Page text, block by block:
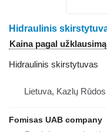
Kaina pagal užklausimą
Hidraulinis skirstytuvas
Lietuva, Kazlų Rūdos
Fomisas UAB company